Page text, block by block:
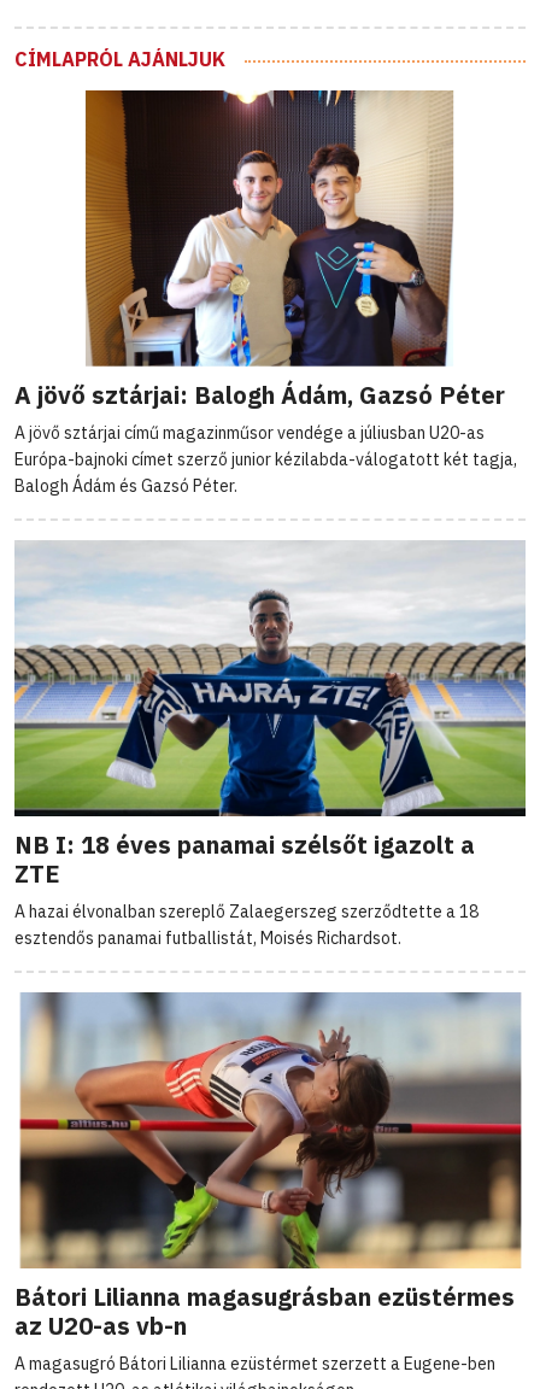
CÍMLAPRÓL AJÁNLJUK
A jövő sztárjai: Balogh Ádám, Gazsó Péter
A jövő sztárjai című magazinműsor vendége a júliusban U20-as
Európa-bajnoki címet szerző junior kézilabda-válogatott két tagja,
Balogh Ádám és Gazsó Péter.
NB I: 18 éves panamai szélsőt igazolt a
ZTE
A hazai élvonalban szereplő Zalaegerszeg szerződtette a 18
esztendős panamai futballistát, Moisés Richardsot.
Bátori Lilianna magasugrásban ezüstérmes
az U20-as vb-n
A magasugró Bátori Lilianna ezüstérmet szerzett a Eugene-ben